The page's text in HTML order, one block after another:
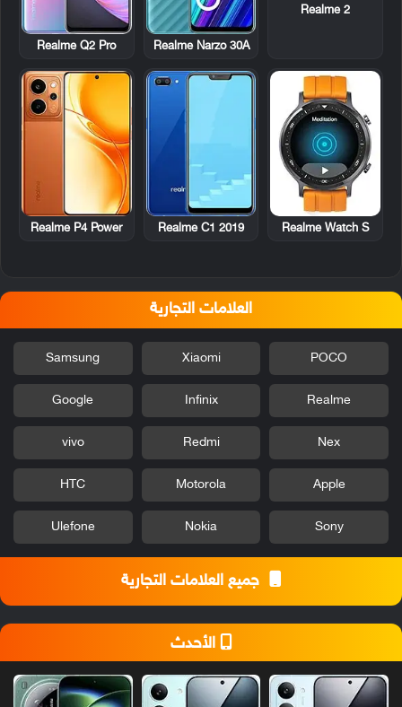
Realme 2
Realme Narzo 30A
Realme Q2 Pro
Realme Watch S
Realme C1 2019
Realme P4 Power
العلامات التجارية
POCO
Xiaomi
Samsung
Realme
Infinix
Google
Nex
Redmi
vivo
Apple
Motorola
HTC
Sony
Nokia
Ulefone
جميع العلامات التجارية
الأحدث